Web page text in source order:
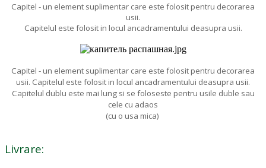
Capitel - un element suplimentar care este folosit pentru decorarea
usii.
Capitelul este folosit in locul ancadramentului deasupra usii.
Capitel - un element suplimentar care este folosit pentru decorarea
usii. Capitelul este folosit in locul ancadramentului deasupra usii.
Capitelul dublu este mai lung si se foloseste pentru usile duble sau
cele cu adaos
(cu o usa mica)
Livrare: